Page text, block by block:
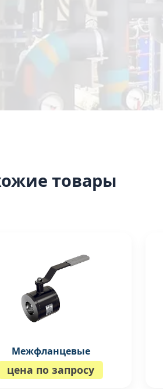
товары
Межфланцевые
цена по запросу